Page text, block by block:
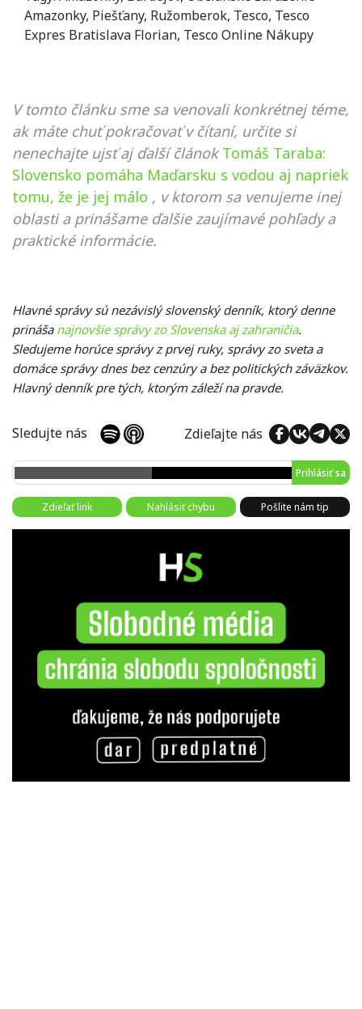
Amazonky, Piešťany, Ružomberok, Tesco, Tesco
Expres Bratislava Florian, Tesco Online Nákupy
V tomto článku sme sa venovali konkrétnej téme,
ak máte chuť pokračovať v čítaní, určite si
nenechajte ujsť aj ďalší článok Tomáš Taraba:
Slovensko pomáha Maďarsku s vodou aj napriek
tomu, že je jej málo , v ktorom sa venujeme inej
oblasti a prinášame ďalšie zaujímavé pohľady a
praktické informácie.
Hlavné správy sú nezávislý slovenský denník, ktorý denne
prináša najnovšie správy zo Slovenska aj zahraničia.
Sledujeme horúce správy z prvej ruky, správy zo sveta a
domáce správy dnes bez cenzúry a bez politických záväzkov.
Hlavný denník pre tých, ktorým záleží na pravde.
Sledujte nás Zdieľajte nás
Prihlásiť sa
Zdieľať link Nahlásiť chybu Pošlite nám tip